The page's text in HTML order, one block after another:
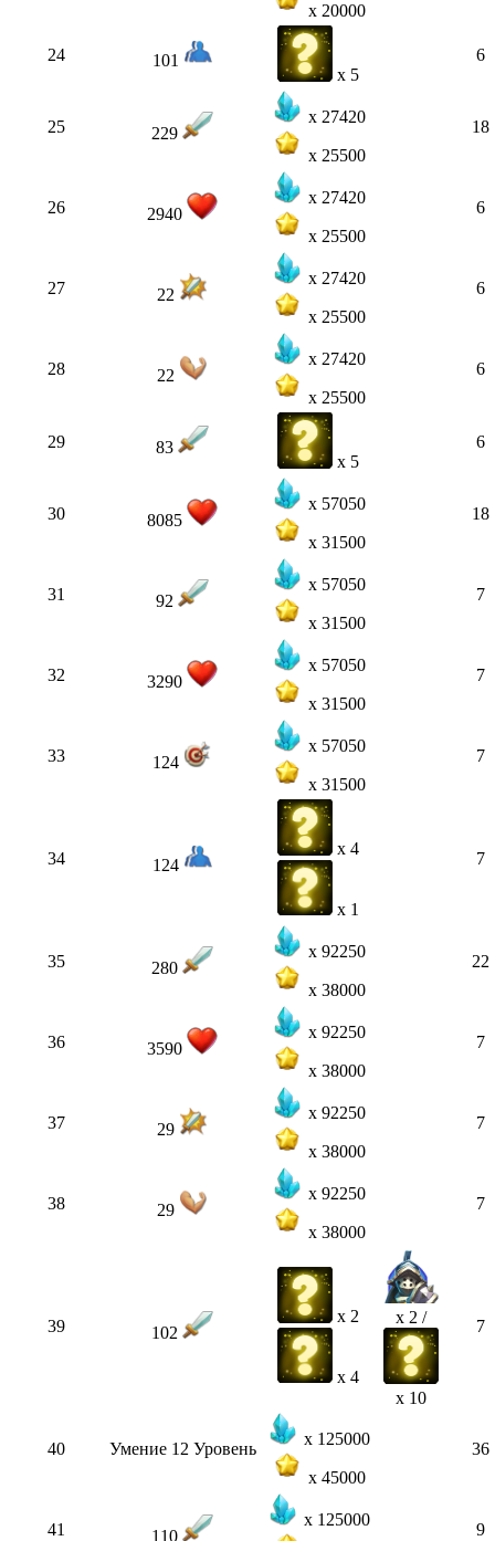
x 20000
24 101
x 5
6
25 229
x 27420
x 25500
18
26 2940
x 27420
x 25500
6
27 22
x 27420
x 25500
6
28 22
x 27420
x 25500
6
29 83
x 5
6
30 8085
x 57050
x 31500
18
31 92
x 57050
x 31500
7
32 3290
x 57050
x 31500
7
33 124
x 57050
x 31500
7
34 124
x 4
x 1
7
35 280
x 92250
x 38000
22
36 3590
x 92250
x 38000
7
37 29
x 92250
x 38000
7
38 29
x 92250
x 38000
7
39 102
x 2
x 4
x 2 /
x 10
7
40 Умение 12 Уровень
x 125000
x 45000
36
41 110
x 125000
9